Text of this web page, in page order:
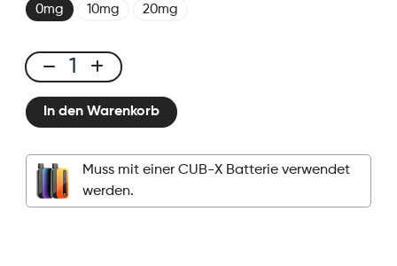
0mg 10mg 20mg
CUBX
Pods
Super
Menthol
Menge
In den Warenkorb
Muss mit einer CUB-X Batterie verwendet
werden.